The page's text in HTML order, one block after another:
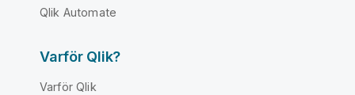
Qlik Automate
Varför Qlik?
Varför Qlik